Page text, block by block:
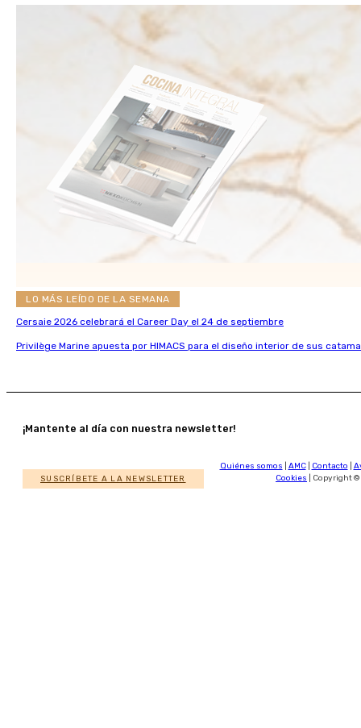
LO MÁS LEÍDO DE LA SEMANA
Cersaie 2026 celebrará el Career Day el 24 de septiembre
Privilège Marine apuesta por HIMACS para el diseño interior de sus
¡Mantente al día con nuestra newsletter!
SUSCRÍBETE A LA NEWSLETTER
Quiénes somos AMC| Contacto
Cookies | Copyright